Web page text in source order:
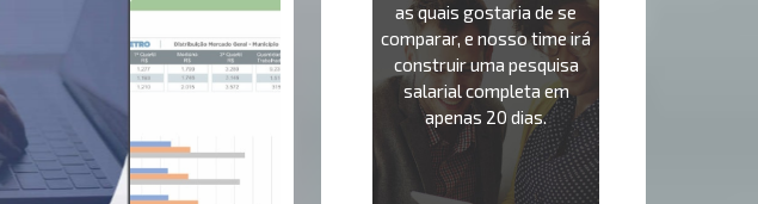
as quais gostaria de se
comparar, e nosso time irá
construir uma pesquisa
salarial completa em
apenas 20 dias.